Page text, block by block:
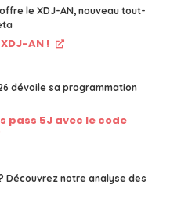
le XDJ-AN, nouveau tout-
AN !
dévoile sa programmation
pass 5J avec le code
Découvrez notre analyse des